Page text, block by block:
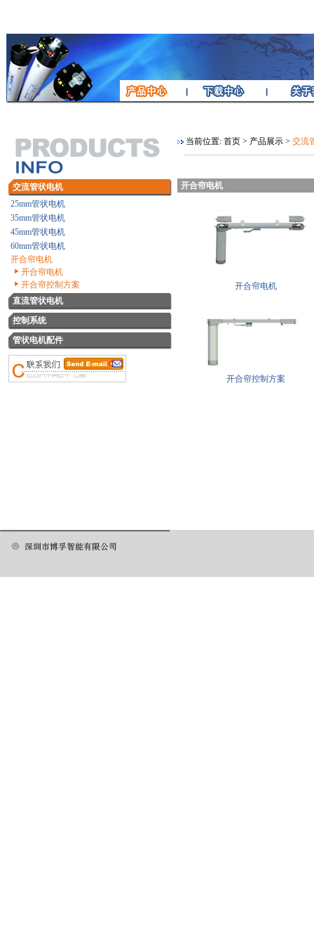
交流管状电机
25mm管状电机
35mm管状电机
45mm管状电机
60mm管状电机
开合帘电机
开合帘电机
开合帘控制方案
直流管状电机
控制系统
管状电机配件
当前位置: 首页 > 产品展示 > 交流
开合帘电机
开合帘电机
开合帘控制方案